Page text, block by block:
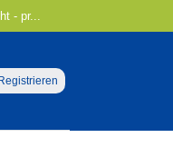
- pr...